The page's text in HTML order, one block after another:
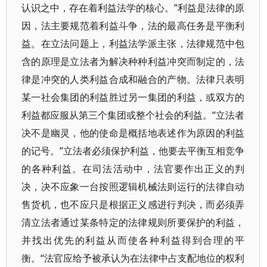
认识之中，存在着利益法学的核心。”利益是法律的原
因，法主要规范着利益斗争，法的最高任务是平衡利
益。在立法问题上，利益法学派主张，法律规范中包
含的原理是立法者为解决种种利益冲突而制定的，法
律是冲突的人类利益合成和融合的产物。法律只表明
某一社会集团的利益胜过另一集团的利益，或双方的
利益都应服从第三个集团或整个社会的利益。“立法者
决不是幽灵，他的使命是概括地表述作为原因的利益
的记号。”立法者必须保护利益，他要去平衡互相竞争
的各种利益。在司法活动中，法官要作出正义的判
决，决不应象一台按照逻辑机械法则运行的法律自动
售货机，也不应只是根据正义感进行判决，而必须弄
清立法者通过某条特定的法律规则所要保护的利益，
并找出优先的利益从而使各种利益得到合理的平
衡。“法官应给予被承认为在法律中占支配地位的权利